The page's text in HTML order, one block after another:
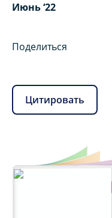
Июнь ‘22
Поделиться
Цитировать